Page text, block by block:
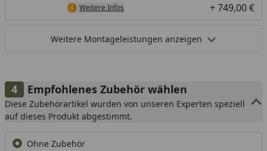
Weitere Infos + 749,00 €
Weitere Montageleistungen anzeigen
Empfohlenes Zubehör wählen
Diese Zubehörartikel wurden von unseren Experten speziell
auf dieses Produkt abgestimmt.
Ohne Zubehör